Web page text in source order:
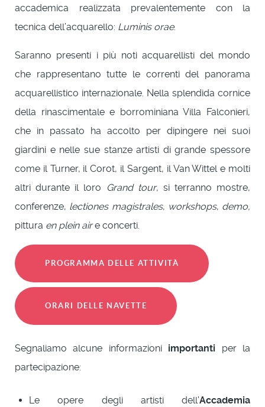
accademica realizzata prevalentemente con la
tecnica dell’acquarello: Luminis orae.
Saranno presenti i più noti acquarellisti del mondo
che rappresentano tutte le correnti del panorama
acquarellistico internazionale. Nella splendida cornice
della rinascimentale e borrominiana Villa Falconieri,
che in passato ha accolto per dipingere nei suoi
giardini e nelle sue stanze artisti di grande spessore
come il Turner, il Corot, il Sargent, il Van Wittel e molti
altri durante il loro
Grand tour, si terranno mostre,
conferenze, lectiones magistrales, workshops, demo,
pittura en plein aire concerti.
PROGRAMMA DELLE ATTIVITÀ
ORARI DELLE NAVETTE
Segnaliamo alcune informazioni importanti per la
partecipazione:
Le opere degli artisti dell'Accademia